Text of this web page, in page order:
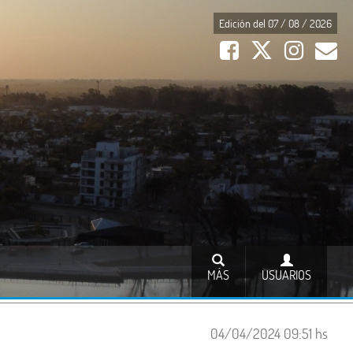
Edición del 07 / 08 / 2026
USUARIOS
MÁS
04/04/2024 09:51 hs